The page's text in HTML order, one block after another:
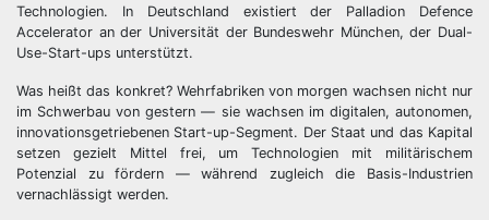
Technologien. In Deutschland existiert der Palladion Defence
Accelerator an der Universität der Bundeswehr München, der Dual-
Use-Start-ups unterstützt.
Was heißt das konkret? Wehrfabriken von morgen wachsen nicht nur
im Schwerbau von gestern — sie wachsen im digitalen, autonomen,
innovationsgetriebenen Start-up-Segment. Der Staat und das Kapital
setzen gezielt Mittel frei, um Technologien mit militärischem
Potenzial zu fördern — während zugleich die Basis-Industrien
vernachlässigt werden.